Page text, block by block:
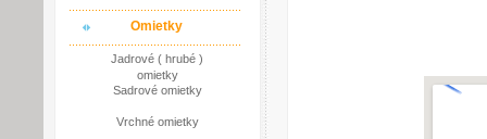
Omietky
Jadrové ( hrubé )
omietky
Sadrové omietky
Vrchné omietky